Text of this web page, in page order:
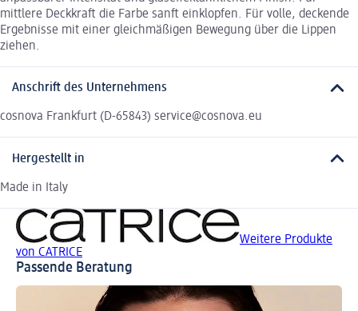
mittlere Deckkraft die Farbe sanft einklopfen. Für volle, deckende
Ergebnisse mit einer gleichmäßigen Bewegung über die Lippen
ziehen.
Anschrift des Unternehmens
cosnova Frankfurt (D-65843) service@cosnova.eu
Hergestellt in
Made in Italy
Weitere Produkte
von CATRICE
Passende Beratung